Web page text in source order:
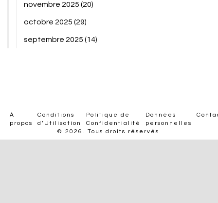
novembre 2025 (20)
octobre 2025 (29)
septembre 2025 (14)
À
propos
Conditions
d’Utilisation
Politique de
Confidentialité
Données
personnelles
© 2026. Tous droits réservés.